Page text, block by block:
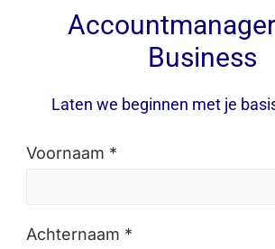
Business
Laten we beginnen met je
Voornaam *
Achternaam *